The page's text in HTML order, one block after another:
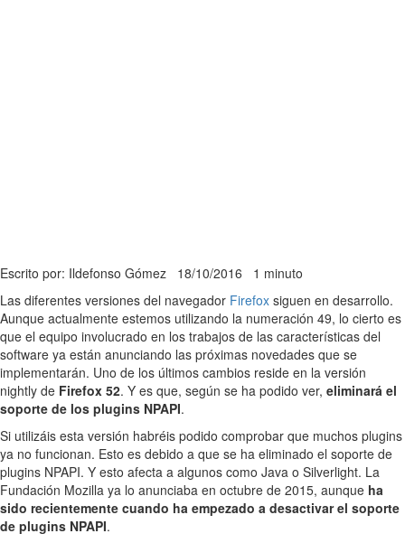
Escrito por: Ildefonso Gómez 18/10/2016 1 minuto
Las diferentes versiones del navegador Firefox siguen en desarrollo.
Aunque actualmente estemos utilizando la numeración 49, lo cierto es
que el equipo involucrado en los trabajos de las características del
software ya están anunciando las próximas novedades que se
implementarán. Uno de los últimos cambios reside en la versión
nightly de Firefox 52. Y es que, según se ha podido ver, eliminará el
soporte de los plugins NPAPI.
Si utilizáis esta versión habréis podido comprobar que muchos plugins
ya no funcionan. Esto es debido a que se ha eliminado el soporte de
plugins NPAPI. Y esto afecta a algunos como Java o Silverlight. La
Fundación Mozilla ya lo anunciaba en octubre de 2015, aunque ha
sido recientemente cuando ha empezado a desactivar el soporte
de plugins NPAPI.